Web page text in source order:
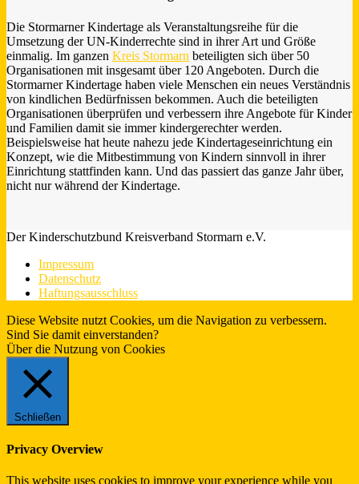
Die Stormarner Kindertage als Veranstaltungsreihe für die
Umsetzung der UN-Kinderrechte sind in ihrer Art und Größe
einmalig. Im ganzen Kreis Stormarn beteiligten sich über 50
Organisationen mit insgesamt über 120 Angeboten. Durch die
Stormarner Kindertage haben viele Menschen ein neues Verständnis
von kindlichen Bedürfnissen bekommen. Auch die beteiligten
Organisationen überprüfen und verbessern ihre Angebote für Kinder
und Familien damit sie immer kindergerechter werden.
Beispielsweise hat heute nahezu jede Kindertageseinrichtung ein
Konzept, wie die Mitbestimmung von Kindern sinnvoll in ihrer
Einrichtung stattfinden kann. Und das passiert das ganze Jahr über,
nicht nur während der Kindertage.
Der Kinderschutzbund Kreisverband Stormarn e.V.
Impressum
Datenschutz
Haftungsausschluss
Diese Website nutzt Cookies, um die Navigation zu verbessern.
Sind Sie damit einverstanden?
Über die Nutzung von Cookies
Schließen
Privacy Overview
This website uses cookies to improve your experience while you